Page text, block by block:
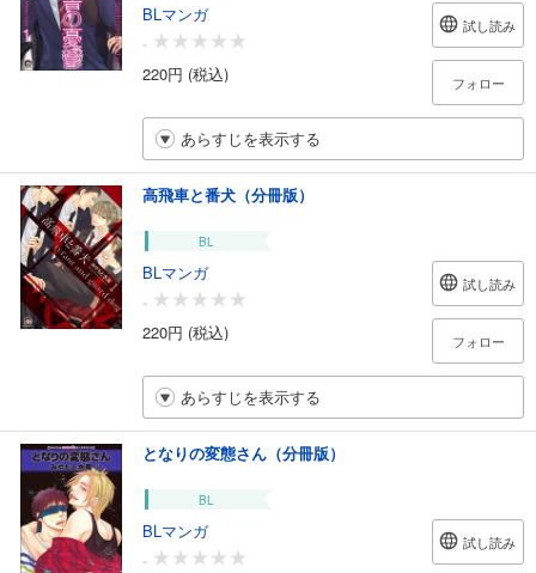
BLマンガ
-
220円 (税込)
試し読み
フォロー
あらすじを表示する
高飛車と番犬（分冊版）
BL
BLマンガ
-
220円 (税込)
試し読み
フォロー
あらすじを表示する
となりの変態さん（分冊版）
BL
BLマンガ
-
試し読み